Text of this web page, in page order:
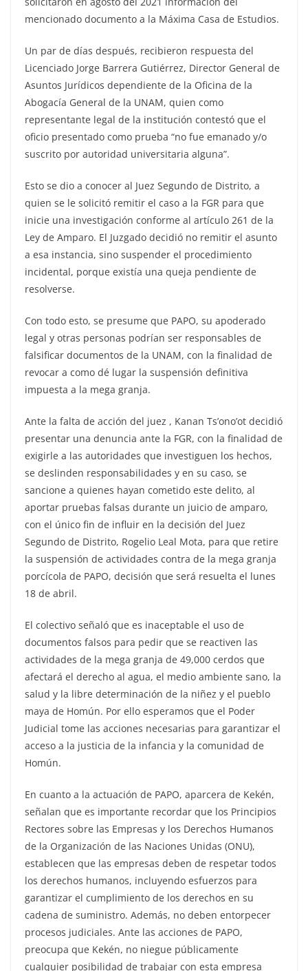
mencionado documento a la Máxima Casa de Estudios.
Un par de días después, recibieron respuesta del
Licenciado Jorge Barrera Gutiérrez, Director General de
Asuntos Jurídicos dependiente de la Oficina de la
Abogacía General de la UNAM, quien como
representante legal de la institución contestó que el
oficio presentado como prueba “no fue emanado y/o
suscrito por autoridad universitaria alguna”.
Esto se dio a conocer al Juez Segundo de Distrito, a
quien se le solicitó remitir el caso a la FGR para que
inicie una investigación conforme al artículo 261 de la
Ley de Amparo. El Juzgado decidió no remitir el asunto
a esa instancia, sino suspender el procedimiento
incidental, porque existía una queja pendiente de
resolverse.
Con todo esto, se presume que PAPO, su apoderado
legal y otras personas podrían ser responsables de
falsificar documentos de la UNAM, con la finalidad de
revocar a como dé lugar la suspensión definitiva
impuesta a la mega granja.
Ante la falta de acción del juez , Kanan Ts’ono’ot decidió
presentar una denuncia ante la FGR, con la finalidad de
exigirle a las autoridades que investiguen los hechos,
se deslinden responsabilidades y en su caso, se
sancione a quienes hayan cometido este delito, al
aportar pruebas falsas durante un juicio de amparo,
con el único fin de influir en la decisión del Juez
Segundo de Distrito, Rogelio Leal Mota, para que retire
la suspensión de actividades contra de la mega granja
porcícola de PAPO, decisión que será resuelta el lunes
18 de abril.
El colectivo señaló que es inaceptable el uso de
documentos falsos para pedir que se reactiven las
actividades de la mega granja de 49,000 cerdos que
afectará el derecho al agua, el medio ambiente sano, la
salud y la libre determinación de la niñez y el pueblo
maya de Homún. Por ello esperamos que el Poder
Judicial tome las acciones necesarias para garantizar el
acceso a la justicia de la infancia y la comunidad de
Homún.
En cuanto a la actuación de PAPO, aparcera de Kekén,
señalan que es importante recordar que los Principios
Rectores sobre las Empresas y los Derechos Humanos
de la Organización de las Naciones Unidas (ONU),
establecen que las empresas deben de respetar todos
los derechos humanos, incluyendo esfuerzos para
garantizar el cumplimiento de los derechos en su
cadena de suministro. Además, no deben entorpecer
procesos judiciales. Ante las acciones de PAPO,
preocupa que Kekén, no niegue públicamente
cualquier posibilidad de trabajar con esta empresa